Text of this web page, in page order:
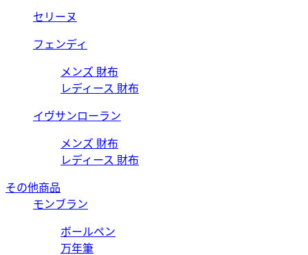
セリーヌ
フェンディ
メンズ 財布
レディース 財布
イヴサンローラン
メンズ 財布
レディース 財布
その他商品
モンブラン
ボールペン
万年筆